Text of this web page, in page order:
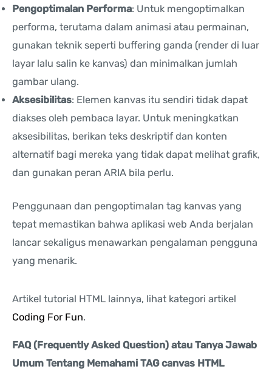
Pengoptimalan Performa: Untuk mengoptimalkan
performa, terutama dalam animasi atau permainan,
gunakan teknik seperti buffering ganda (render di luar
layar lalu salin ke kanvas) dan minimalkan jumlah
gambar ulang.
Aksesibilitas: Elemen kanvas itu sendiri tidak dapat
diakses oleh pembaca layar. Untuk meningkatkan
aksesibilitas, berikan teks deskriptif dan konten
alternatif bagi mereka yang tidak dapat melihat grafik,
dan gunakan peran ARIA bila perlu.
Penggunaan dan pengoptimalan tag kanvas yang
tepat memastikan bahwa aplikasi web Anda berjalan
lancar sekaligus menawarkan pengalaman pengguna
yang menarik.
Artikel tutorial HTML lainnya, lihat kategori artikel
Coding For Fun.
FAQ (Frequently Asked Question) atau Tanya Jawab
Umum Tentang Memahami TAG canvas HTML